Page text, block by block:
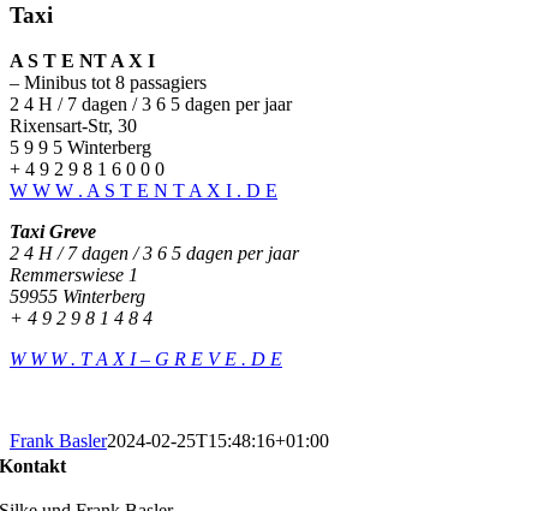
Taxi
A S T E NT A X I
– Minibus tot 8 passagiers
2 4 H / 7 dagen / 3 6 5 dagen per jaar
Rixensart-Str, 30
5 9 9 5 Winterberg
+ 4 9 2 9 8 1 6 0 0 0
W W W . A S T E N T A X I . D E
Taxi Greve
2 4 H / 7 dagen / 3 6 5 dagen per jaar
Remmerswiese 1
59955 Winterberg
+ 4 9 2 9 8 1 4 8 4
W W W . T A X I – G R E V E . D E
Frank Basler2024-02-25T15:48:16+01:00
Kontakt